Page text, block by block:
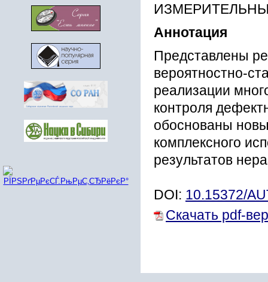
Аннотация
Представлены
вероятностно-
реализации
контроля
обоснованы
комплексного
результатов
DOI: 10.15372/
Скачать pdf-